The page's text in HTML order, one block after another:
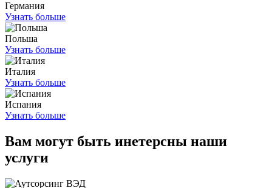
Германия
Узнать больше
Польша
Узнать больше
Италия
Узнать больше
Испания
Узнать больше
Вам могут быть инетерсны наши
услуги